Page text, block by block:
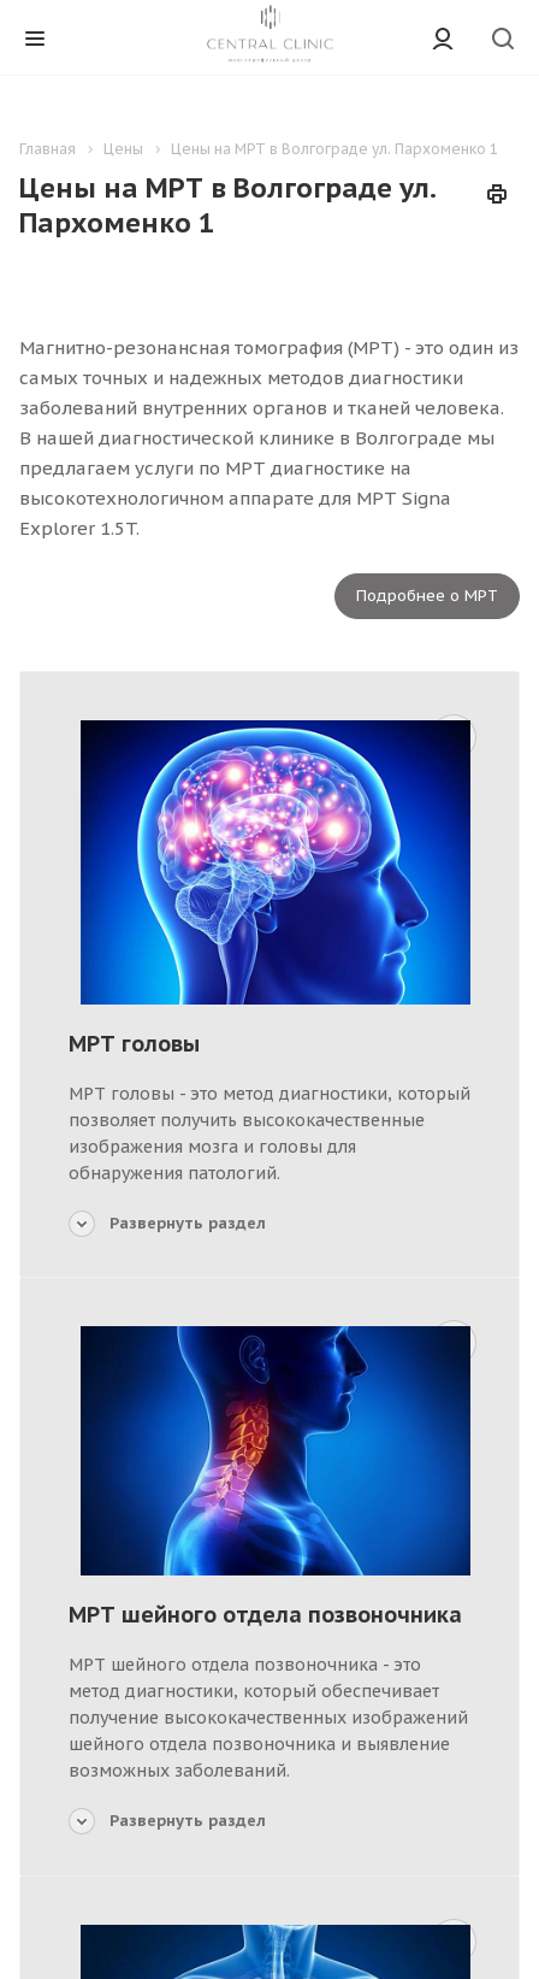
Главная Цены Цены на МРТ в Волгограде ул. Пархоменко 1
Цены на МРТ в Волгограде ул.
Пархоменко 1
Магнитно-резонансная томография (МРТ) - это один из
самых точных и надежных методов диагностики
заболеваний внутренних органов и тканей человека.
В нашей диагностической клинике в Волгограде мы
предлагаем услуги по МРТ диагностике на
высокотехнологичном аппарате для МРТ Signa
Explorer 1.5T.
Подробнее о МРТ
МРТ головы
МРТ головы - это метод диагностики, который
позволяет получить высококачественные
изображения мозга и головы для
обнаружения патологий.
Развернуть раздел
МРТ шейного отдела позвоночника
МРТ шейного отдела позвоночника - это
метод диагностики, который обеспечивает
получение высококачественных изображений
шейного отдела позвоночника и выявление
возможных заболеваний.
Развернуть раздел